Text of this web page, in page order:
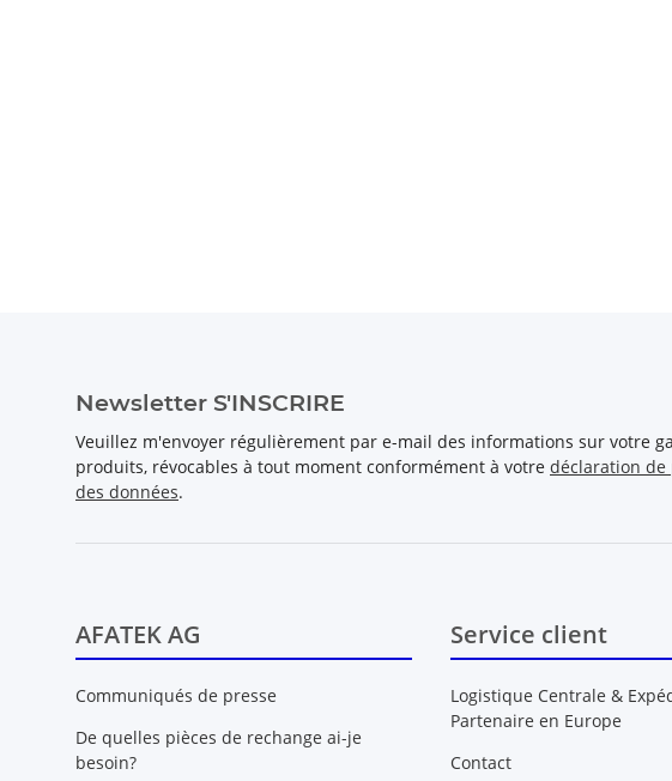
Newsletter S'INSCRIRE
Veuillez m'envoyer régulièrement par e-mail des informations sur votre
produits, révocables à tout moment conformément à votre déclaration de
des données.
AFATEK AG
Communiqués de presse
De quelles pièces de rechange ai-je
besoin?
Service client
Logistique Centrale &
Partenaire en Europe
Contact